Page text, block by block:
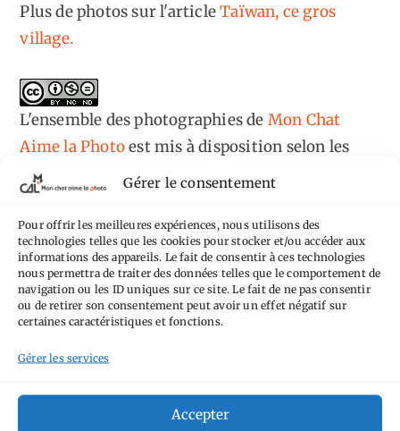
Gérer le consentement
Pour offrir les meilleures expériences, nous utilisons des
technologies telles que les cookies pour stocker et/ou accéder aux
informations des appareils. Le fait de consentir à ces technologies
nous permettra de traiter des données telles que le comportement de
navigation ou les ID uniques sur ce site. Le fait de ne pas consentir
ou de retirer son consentement peut avoir un effet négatif sur
certaines caractéristiques et fonctions.
Gérer les services
Accepter
Plus de photos sur l'articleTaïwan, ce gros
village.
L'ensemble des photographiesde Mon Chat
Aime la Photoest mis à disposition selon les
termes de la
licence Creative Commons
Pas de Modification 4.0 International.
Fondé(e) sur une œuvre dehttps://mcalp.fr.
Aimez-vous bordelAllemagne